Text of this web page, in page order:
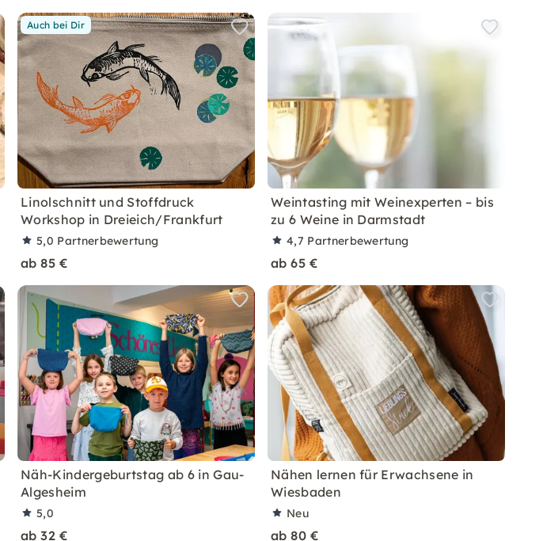
Auch bei Dir
Linolschnitt und Stoffdruck
Workshop in Dreieich/Frankfurt
5,0 Partnerbewertung
ab 85 €
Weintasting mit Weinexperten – bis
zu 6 Weine in Darmstadt
4,7 Partnerbewertung
ab 65 €
Näh-Kindergeburtstag ab 6 in Gau-
Algesheim
5,0
ab 32 €
Nähen lernen für Erwachsene in
Wiesbaden
Neu
ab 80 €